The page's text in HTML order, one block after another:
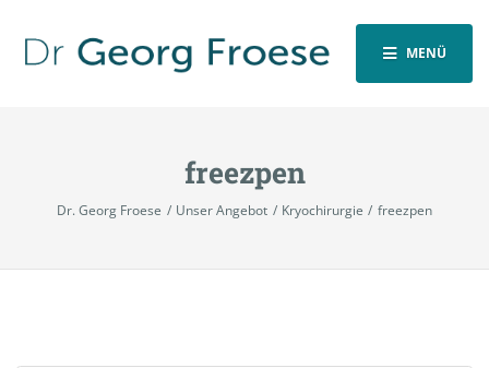
MENÜ
freezpen
Dr. Georg Froese Unser Angebot Kryochirurgie freezpen